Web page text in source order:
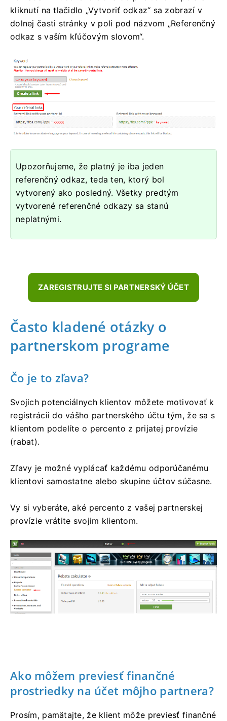
kliknutí na tlačidlo „Vytvoriť odkaz“ sa zobrazí v
dolnej časti stránky v poli pod názvom „Referenčný
odkaz s vaším kľúčovým slovom“.
Upozorňujeme, že platný je iba jeden
referenčný odkaz, teda ten, ktorý bol
vytvorený ako posledný. Všetky predtým
vytvorené referenčné odkazy sa stanú
neplatnými.
ZAREGISTRUJTE SI PARTNERSKÝ ÚČET
Často kladené otázky o
partnerskom programe
Čo je to zľava?
Svojich potenciálnych klientov môžete motivovať k
registrácii do vášho partnerského účtu tým, že sa s
klientom podelíte o percento z prijatej provízie
(rabat).
Zľavy je možné vyplácať každému odporúčanému
klientovi samostatne alebo skupine účtov súčasne.
Vy si vyberáte, aké percento z vašej partnerskej
provízie vrátite svojim klientom.
Ako môžem previesť finančné
prostriedky na účet môjho partnera?
Prosím, pamätajte, že klient môže previesť finančné